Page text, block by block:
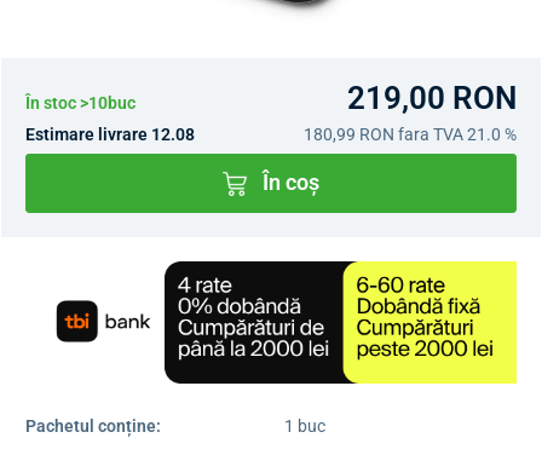
În stoc >10buc 219,00 RON
Estimare livrare 12.08 180,99 RON fara TVA 21.0 %
În coș
Pachetul conține:
1 buc